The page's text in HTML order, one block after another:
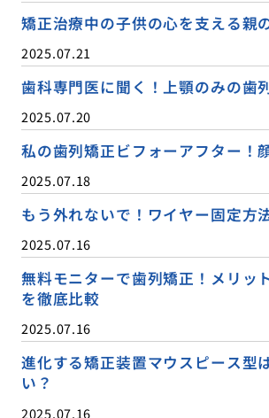
矯正治療中の子供の心を支える親
2025.07.21
歯科専門医に聞く！上顎のみの歯
2025.07.20
私の歯列矯正ビフォーアフター！
2025.07.18
もう外れないで！ワイヤー固定方
2025.07.16
無料モニターで歯列矯正！メリッ
を徹底比較
2025.07.16
進化する矯正装置マウスピース型
い？
2025.07.16